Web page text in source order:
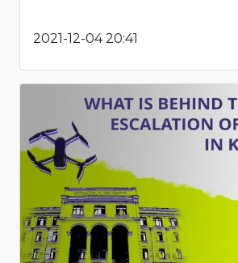
2021-12-04 20:41